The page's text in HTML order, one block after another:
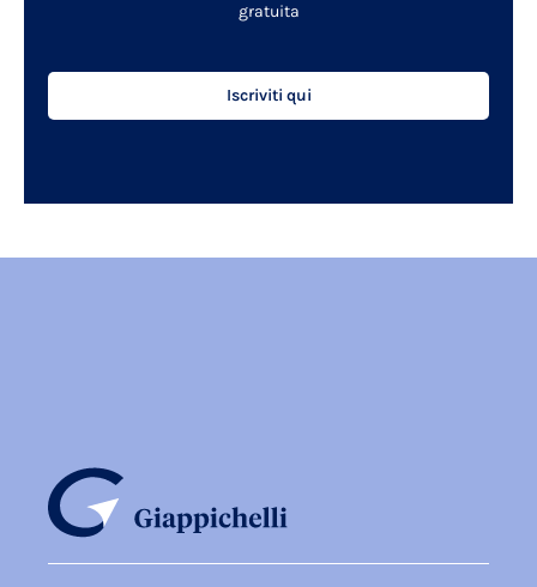
gratuita
Iscriviti qui